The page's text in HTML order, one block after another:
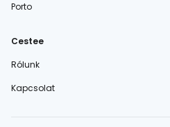
Porto
Cestee
Rólunk
Kapcsolat